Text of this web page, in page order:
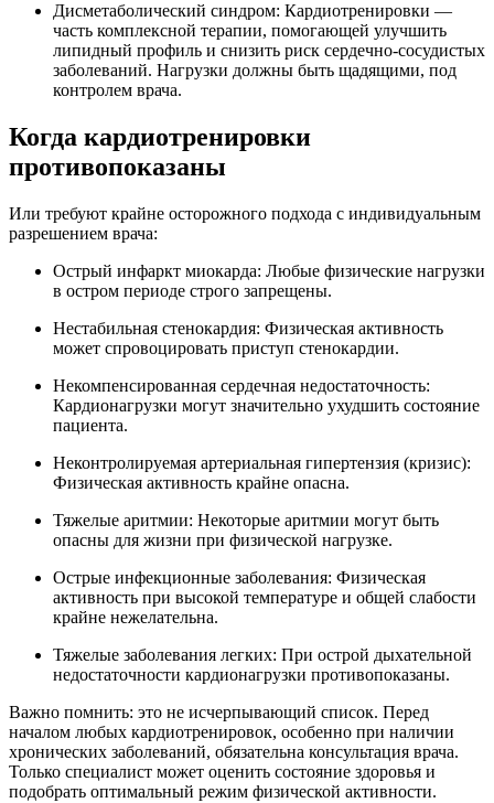
Дисметаболический синдром: Кардиотренировки —
часть комплексной терапии, помогающей улучшить
липидный профиль и снизить риск сердечно-сосудистых
заболеваний. Нагрузки должны быть щадящими, под
контролем врача.
Когда кардиотренировки
противопоказаны
Или требуют крайне осторожного подхода с индивидуальным
разрешением врача:
Острый инфаркт миокарда: Любые физические нагрузки
в остром периоде строго запрещены.
Нестабильная стенокардия: Физическая активность
может спровоцировать приступ стенокардии.
Некомпенсированная сердечная недостаточность:
Кардионагрузки могут значительно ухудшить состояние
пациента.
Неконтролируемая артериальная гипертензия (кризис):
Физическая активность крайне опасна.
Тяжелые аритмии: Некоторые аритмии могут быть
опасны для жизни при физической нагрузке.
Острые инфекционные заболевания: Физическая
активность при высокой температуре и общей слабости
крайне нежелательна.
Тяжелые заболевания легких: При острой дыхательной
недостаточности кардионагрузки противопоказаны.
Важно помнить: это не исчерпывающий список. Перед
началом любых кардиотренировок, особенно при наличии
хронических заболеваний, обязательна консультация врача.
Только специалист может оценить состояние здоровья и
подобрать оптимальный режим физической активности.